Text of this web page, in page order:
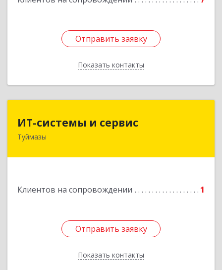
Отправить заявку
Показать контакты
Отправить заявку
Назад
ИТ-системы и сервис
Туймазы
Клиентов на сопровождении 1
Отправить заявку
Показать контакты
Подробнее
Отправить заявку
Назад